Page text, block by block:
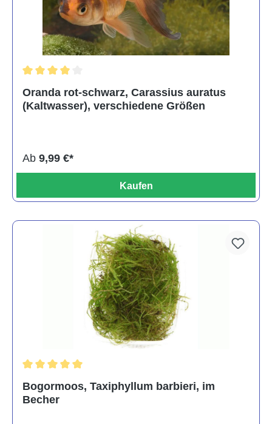
Oranda rot-schwarz, Carassius auratus
(Kaltwasser), verschiedene Größen
Ab 9,99 €*
Kaufen
Bogormoos, Taxiphyllum barbieri, im
Becher